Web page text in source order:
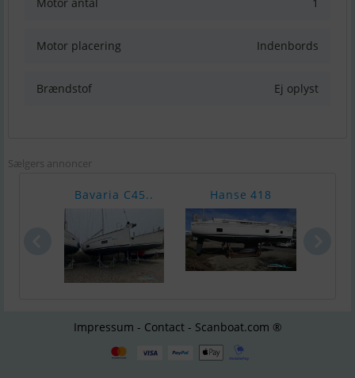
Motor antal 1
Motor placering Indenbords
Brændstof Ej oplyst
Sælgers annoncer
Bavaria C45.. Hanse 418
Impressum - Contact - Scanboat.com ®